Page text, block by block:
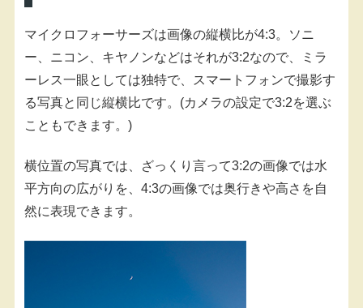
マイクロフォーサーズは画像の縦横比が4:3。ソニ
ー、ニコン、キヤノンなどはそれが3:2なので、ミラ
ーレス一眼としては独特で、スマートフォンで撮影す
る写真と同じ縦横比です。(カメラの設定で3:2を選ぶ
こともできます。)
横位置の写真では、ざっくり言って3:2の画像では水
平方向の広がりを、4:3の画像では奥行きや高さを自
然に表現できます。